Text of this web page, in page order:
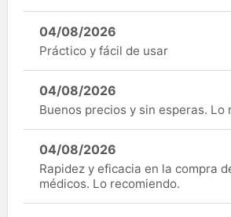
04/08/2026
Práctico y fácil de usar
04/08/2026
Buenos precios y sin esperas. Lo
04/08/2026
Rapidez y eficacia en la compra
médicos. Lo recomiendo.